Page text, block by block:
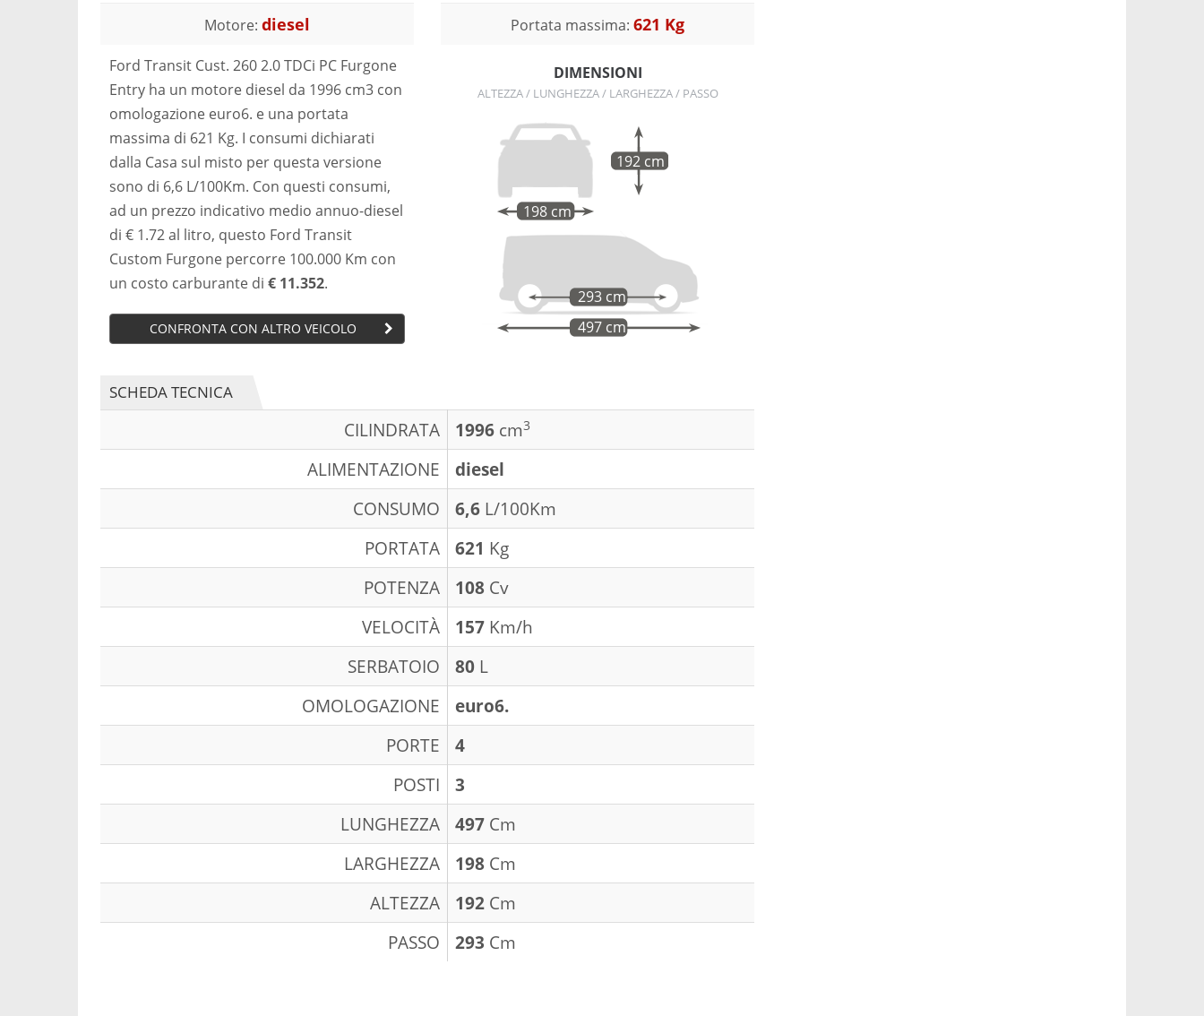
Motore: diesel
Ford Transit Cust. 260 2.0 TDCi PC Furgone
Entry ha un motore diesel da 1996 cm3 con
omologazione euro6. e una portata
massima di 621 Kg. I consumi dichiarati
dalla Casa sul misto per questa versione
sono di 6,6 L/100Km. Con questi consumi,
ad un prezzo indicativo medio annuo-diesel
di € 1.72 al litro, questo Ford Transit
Custom Furgone percorre 100.000 Km con
un costo carburante di € 11.352.
CONFRONTA CON ALTRO VEICOLO
Portata massima: 621 Kg
DIMENSIONI
ALTEZZA / LUNGHEZZA / LARGHEZZA / PASSO
198 cm
192 cm
497 cm
293 cm
SCHEDA TECNICA
CILINDRATA 1996 cm3
ALIMENTAZIONE
diesel
CONSUMO
6,6 L/100Km
PORTATA
621 Kg
POTENZA
108 Cv
VELOCITÀ
157 Km/h
SERBATOIO
80 L
OMOLOGAZIONE
euro6.
PORTE
4
POSTI
3
LUNGHEZZA
497 Cm
LARGHEZZA
198 Cm
ALTEZZA
192 Cm
PASSO
293 Cm